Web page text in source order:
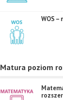
WOS
Matura poziom